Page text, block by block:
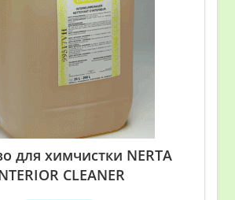
для химчистки NERTA
CLEANER